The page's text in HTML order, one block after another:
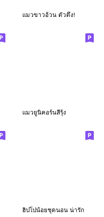
แมวขาวอ้วน ตัวตึง!
แมวยูนิคอร์นสีรุ้ง
ฮิปโปน้อยชุดนอน น่ารัก